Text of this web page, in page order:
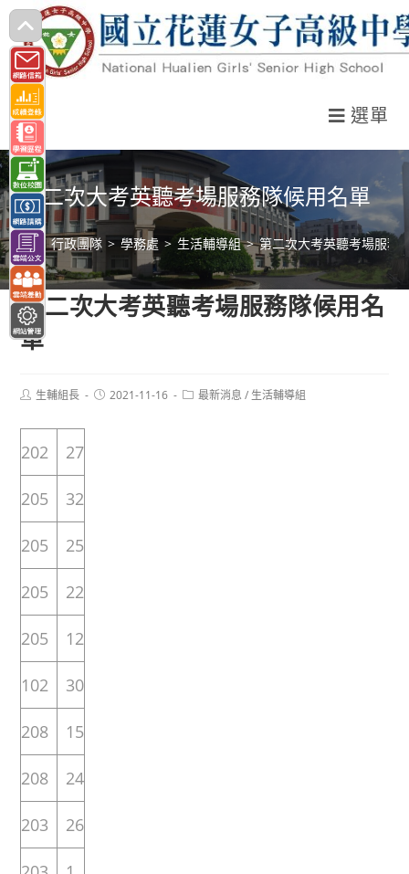
跳
轉
至
主
要
內
容
選單
第二次大考英聽考場服務隊候用名單
> 行政團隊 > 學務處 > 生活輔導組 > 第二次大考英聽考場服務
第二次大考英聽考場服務隊候用名
單
Post生輔組長
Post2021-11-16
Post最新消息 / 生活輔導組
202 27
205 32
205 25
205 22
205 12
102 30
208 15
208 24
203 26